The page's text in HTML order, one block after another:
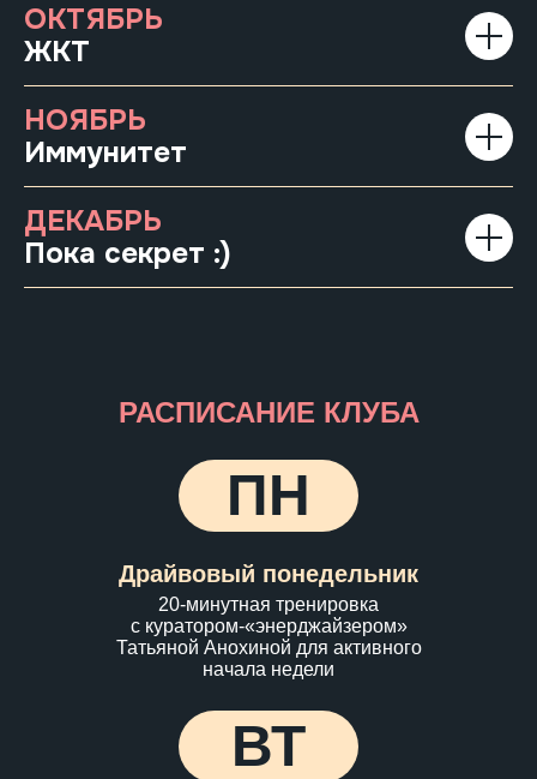
ОКТЯБРЬ
ЖКТ
НОЯБРЬ
Иммунитет
ДЕКАБРЬ
Пока секрет :)
РАСПИСАНИЕ КЛУБА
20-минутная тренировка
с куратором-«энерджайзером»
Татьяной Анохиной для активного
начала недели
Драйвовый понедельник
ПН
ВТ